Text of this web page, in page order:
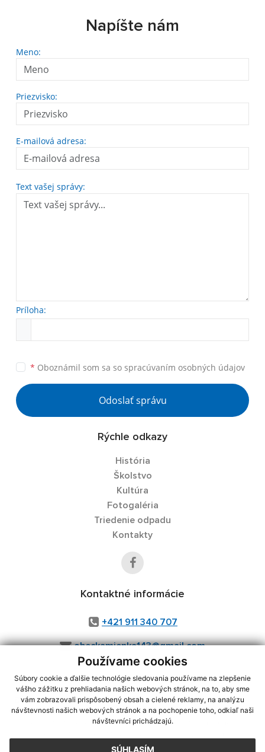
Používame cookies
Súbory cookie a ďalšie technológie sledovania používame na zlepšenie
vášho zážitku z prehliadania našich webových stránok, na to, aby sme
vám zobrazovali prispôsobený obsah a cielené reklamy, na analýzu
návštevnosti našich webových stránok a na pochopenie toho, odkiaľ naši
návštevníci prichádzajú.
SÚHLASÍM
Napíšte nám
Meno:
Priezvisko:
E-mailová adresa:
Text vašej správy:
Príloha:
* Oboznámil som sa so spracúvaním osobných údajov
Odoslať správu
Rýchle odkazy
História
Školstvo
Kultúra
Fotogaléria
Triedenie odpadu
Kontakty
Kontaktné informácie
+421 911 340 707
obeckamienka143@gmail.com
využite možnosť získavania aktuálnych informácií s využitím RSS
CMS systém (redakčný) systém ECHELON 2,Mapa stránok,web portál
webex.digital, s.r.o.,domény,registrácia domény